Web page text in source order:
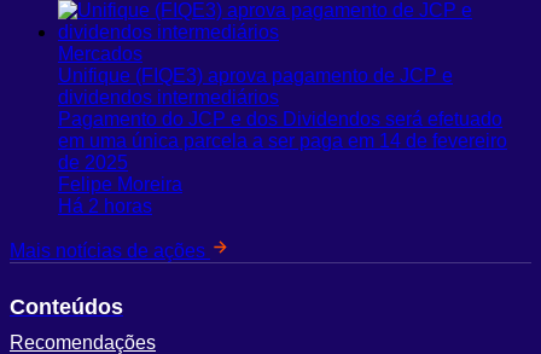
Mercados
Unifique (FIQE3) aprova pagamento de JCP e
dividendos intermediários
Pagamento do JCP e dos Dividendos será efetuado
em uma única parcela a ser paga em 14 de fevereiro
de 2025
Felipe Moreira
Há 2 horas
Mais notícias de ações
Conteúdos
Recomendações